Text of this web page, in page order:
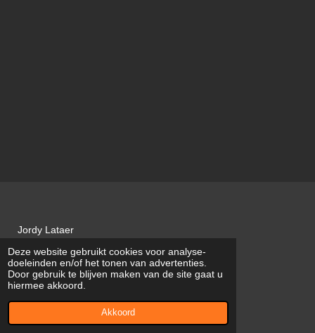
Deze website gebruikt cookies voor analyse-
doeleinden en/of het tonen van advertenties.
Door gebruik te blijven maken van de site gaat u
hiermee akkoord.
Akkoord
Jordy Lataer
JL VOEGWERKEN
BTW BE0747.751.422
JouwWeb